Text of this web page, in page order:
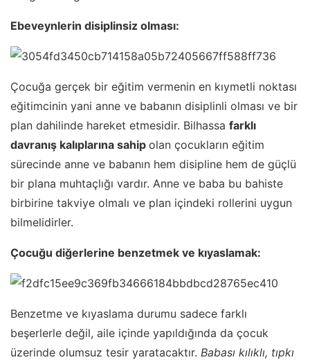
Ebeveynlerin disiplinsiz olması:
Çocuğa gerçek bir eğitim vermenin en kıymetli noktası
eğitimcinin yani anne ve babanın disiplinli olması ve bir
plan dahilinde hareket etmesidir. Bilhassa farklı
davranış kalıplarına sahip olan çocukların eğitim
sürecinde anne ve babanın hem disipline hem de güçlü
bir plana muhtaçlığı vardır. Anne ve baba bu bahiste
birbirine takviye olmalı ve plan içindeki rollerini uygun
bilmelidirler.
Çocuğu diğerlerine benzetmek ve kıyaslamak:
Benzetme ve kıyaslama durumu sadece farklı
beşerlerle değil, aile içinde yapıldığında da çocuk
üzerinde olumsuz tesir yaratacaktır. Babası kılıklı, tıpkı